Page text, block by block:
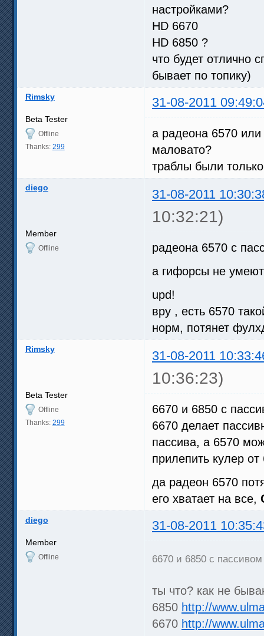
настройками?
HD 6670
HD 6850 ?
что будет отлично
бывает по топику)
Rimsky 31-08-2011
Beta Tester
Offline
Thanks: 299
а радеона 6570 или
маловато?
траблы были
diego 31-08-2011
10:32:21)
Member
Offline
радеона 6570 с
а гифорсы не
upd!
вру , есть 6570
норм, потянет
Rimsky 31-08-2011
10:36:23)
Beta Tester
Offline
Thanks: 299
6670 и 6850 с
6670 делает
пассива, а 6570
прилепить кулер от
да радеон 6570
его хватает на все,
diego 31-08-2011
Member
Offline 6670 и 6850 с
ты что? как не
6850 http://
6670 http://